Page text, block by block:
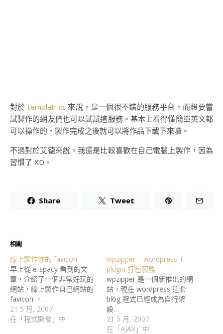
對於templatr.cc 來說，是一個很不錯的服務平台，而想要嘗
試製作的網友們也可以試試這服務。基本上看得懂簡單英文都
可以操作的，製作完成之後就可以將作品下載下來囉。
不過對於艾德來說，我還是比較喜歡在自己電腦上製作，因為
習慣了 XD。
Share Tweet
相關
線上製作你的 favicon
早上從 e-spacy 看到的文
章，介紹了一個非常好玩的
網站，線上製作自己網站的
favicon ，…
21 5 月, 2007
在「程式開發」中
wpzipper – wordpress +
plugin 打包服務
wpzipper 是一個新推出的網
站，現在 wordpress 這套
blog 程式已經成為自行架
設…
21 5 月, 2007
在「AJAX」中